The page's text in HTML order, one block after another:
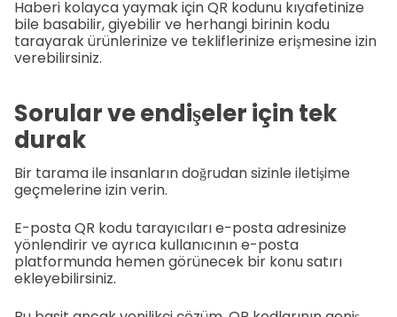
Haberi kolayca yaymak için QR kodunu kıyafetinize
bile basabilir, giyebilir ve herhangi birinin kodu
tarayarak ürünlerinize ve tekliflerinize erişmesine izin
verebilirsiniz.
Sorular ve endişeler için tek
durak
Bir tarama ile insanların doğrudan sizinle iletişime
geçmelerine izin verin.
E-posta QR kodu tarayıcıları e-posta adresinize
yönlendirir ve ayrıca kullanıcının e-posta
platformunda hemen görünecek bir konu satırı
ekleyebilirsiniz.